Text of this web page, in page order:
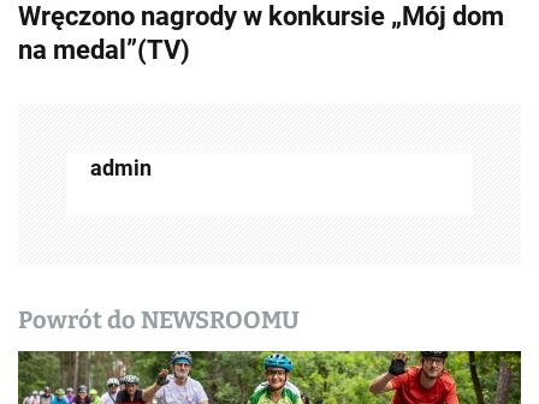
b
a
s
y
Wręczono nagrody w konkursie „Mój dom
na medal”(TV)
admin
Powrót do NEWSROOMU